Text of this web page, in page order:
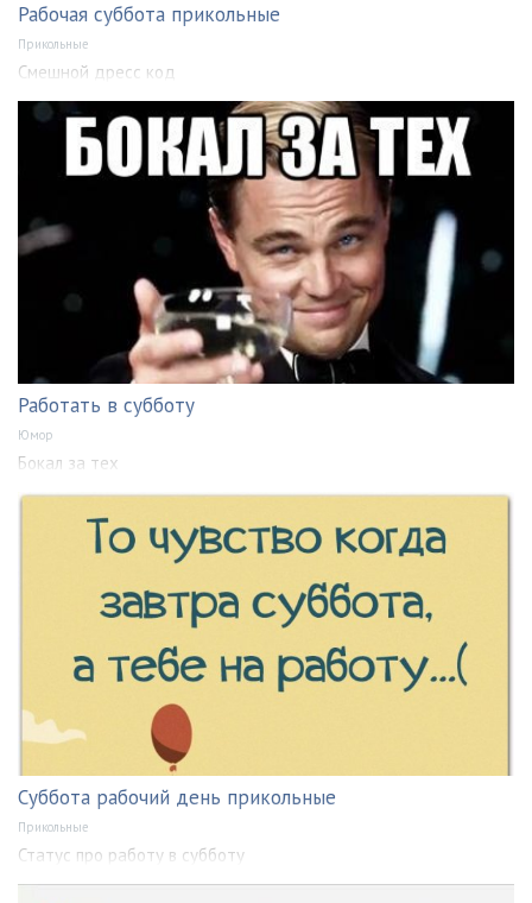
Рабочая суббота прикольные
Прикольные
Смешной дресс код
Работать в субботу
Юмор
Бокал за тех
Суббота рабочий день прикольные
Прикольные
Статус про работу в субботу